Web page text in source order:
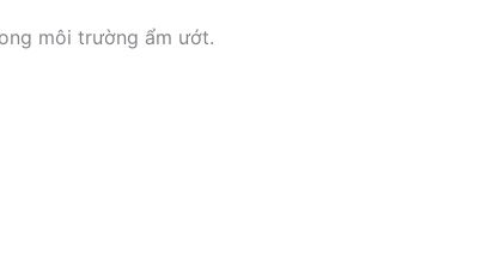
môi trường ẩm ướt.